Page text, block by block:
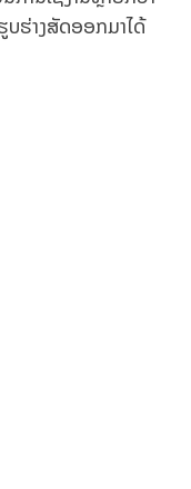
ຮ່າງສັດອອກມາໄດ້